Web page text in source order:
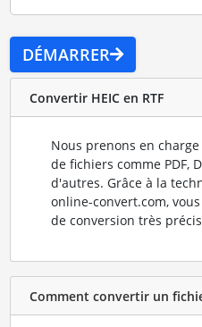
DÉMARRER
Convertir HEIC en RTF
Nous prenons en
de fichiers comme PDF,
d'autres. Grâce à la
online-convert.com,
de conversion très
Comment convertir un